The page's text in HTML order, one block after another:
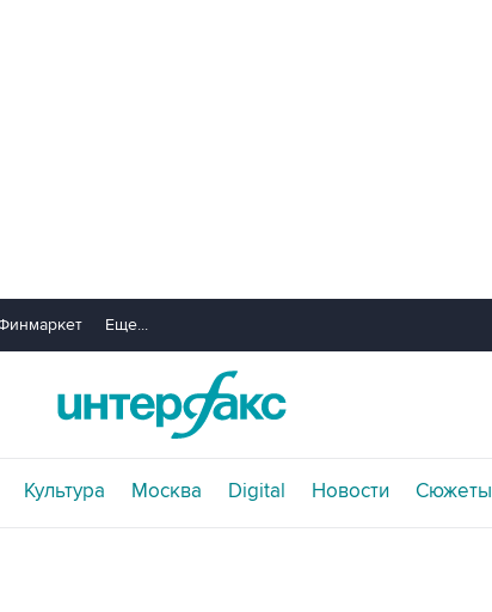
Еще...
Культура Москва Digital Новости Сюжеты